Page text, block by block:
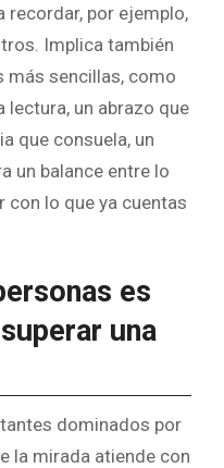
recordar, por ejemplo,
Implica también
más sencillas, como
lectura, un abrazo que
que consuela, un
un balance entre lo
con lo que ya cuentas
es
una
dominados por
la mirada atiende con